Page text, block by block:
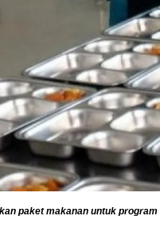
paket makanan untuk program